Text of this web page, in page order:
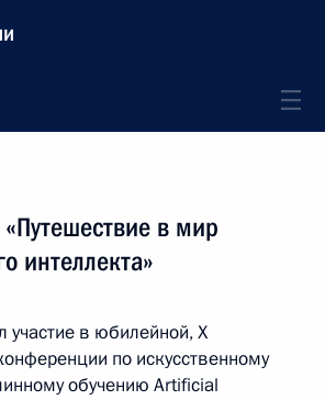
в мир
интеллекта»
участие в юбилейной, X
по искусственному
обучению Artificial